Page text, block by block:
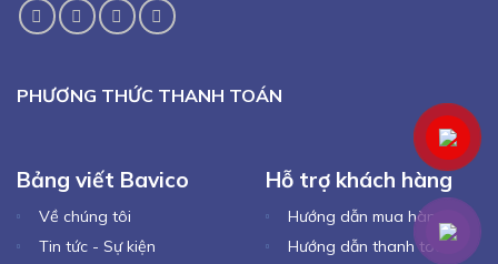
PHƯƠNG THỨC THANH TOÁN
Bảng viết Bavico
Về chúng tôi
Tin tức - Sự kiện
Hỗ trợ khách hàng
Hướng dẫn mua hàng
Hướng dẫn thanh toán